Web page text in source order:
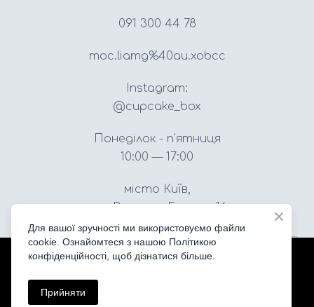
091 300 44 78
moc.liamg%40au.xobcc
Instagram:
@cupcake_box
Понеділок - п'ятниця
10:00 — 17:00
місто Київ,
вул. Вацлава Гавела, 16
Created by
Для вашої зручності ми використовуємо файли
cookie. Ознайомтеся з нашою Політикою
конфіденційності, щоб дізнатися більше.
Прийняти